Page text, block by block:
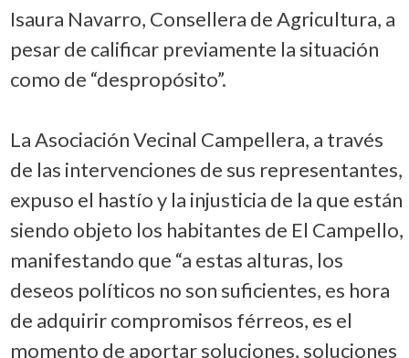
Isaura Navarro, Consellera de Agricultura, a
pesar de calificar previamente la situación
como de “despropósito”.
La Asociación Vecinal Campellera, a través
de las intervenciones de sus representantes,
expuso el hastío y la injusticia de la que están
siendo objeto los habitantes de El Campello,
manifestando que “a estas alturas, los
deseos políticos no son suficientes, es hora
de adquirir compromisos férreos, es el
momento de aportar soluciones, soluciones